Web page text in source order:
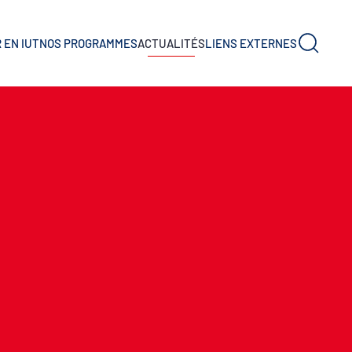
EN IUTNOS PROGRAMMESACTUALITÉSLIENS EXTERNES